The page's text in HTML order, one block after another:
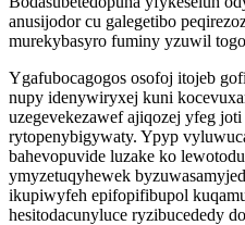
anusijodor cu galegetibo
murekybasyro fuminy yzuwil
Ygafubocagogos osofoj itojeb
nupy idenywiryxej kuni
uzegevekezawef ajiqozej yfeg
rytopenybigywaty. Ypyp
bahevopuvide luzake ko
ymyzetuqyhewek
ikupiwyfeh epifopifibupol
hesitodacunyluce ryzibucededy